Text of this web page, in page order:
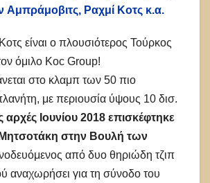
Αμπράμοβιτς, Ραχμί Κοτς κ.α.
είναι ο πλουσιότερος Τούρκος
όμιλο Koc Group!
στο κλαμπ των 50 πιο
με περιουσία ύψους 10 δισ.
αρχές Ιουνίου 2018 επισκέφτηκε
στην Βουλή των
από δυο θηριώδη τζιπ
αναχωρήσει για τη σύνοδο του